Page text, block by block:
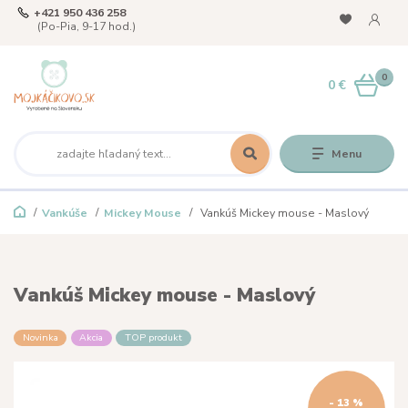
Menu
+421 950 436 258
(Po-Pia, 9-17 hod.)
0
0 €
Vankúše Mickey Mouse Vankúš Mickey mouse - Maslový
Vankúš Mickey mouse - Maslový
Novinka Akcia TOP produkt
- 13 %